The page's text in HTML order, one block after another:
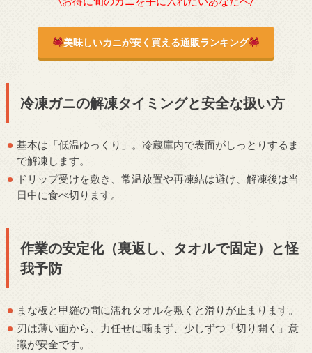
美味しいカニが安く買える通販ランキング
冷凍ガニの解凍タイミングと安全な扱い方
基本は「低温ゆっくり」。冷蔵庫内で表面がしっとりするま
で解凍します。
ドリップ受けを敷き、常温放置や再凍結は避け、解凍後は当
日中に食べ切ります。
作業の安定化（裏返し、タオルで固定）と怪
我予防
まな板と甲羅の間に濡れタオルを敷くと滑りが止まります。
刃は薄い面から、力任せに噛まず、少しずつ「切り開く」意
識が安全です。